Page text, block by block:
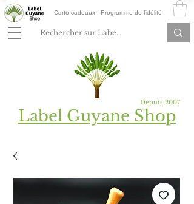
Carte cadeaux Programme de fidélité
Depuis 2007
Label Guyane Shop